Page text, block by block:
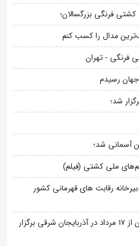
فرنگی بزرگسالان؛
مدال را کسب کنم
فرنگی - تهران
رسیدم
شد؛
آسمانی شد؛
ملی کشتی (فیلم)
رقابت های قهرمانی کشور
اردوی تیم ملی کشتی ساحلی نوجوانان از 17 مرداد در آذربایجان شرقی برگزار